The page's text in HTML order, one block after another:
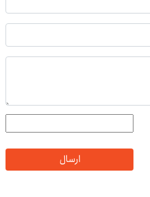
ارسال